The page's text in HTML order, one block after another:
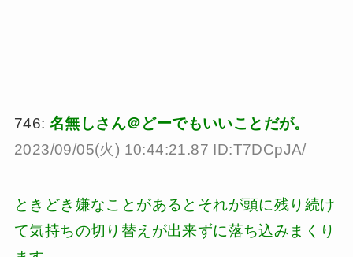
746: 名無しさん＠どーでもいいことだが。
2023/09/05(火) 10:44:21.87 ID:T7DCpJA/
ときどき嫌なことがあるとそれが頭に残り続け
て気持ちの切り替えが出来ずに落ち込みまくり